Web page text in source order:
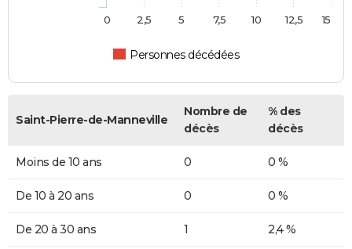
Personnes décédées
0 2,5 5 7,5 10 12,5 15
Saint-Pierre-de-Manneville
Nombre de
décès
% des
décès
Moins de 10 ans 0 0 %
De 10 à 20 ans 0 0 %
De 20 à 30 ans 1 2,4 %